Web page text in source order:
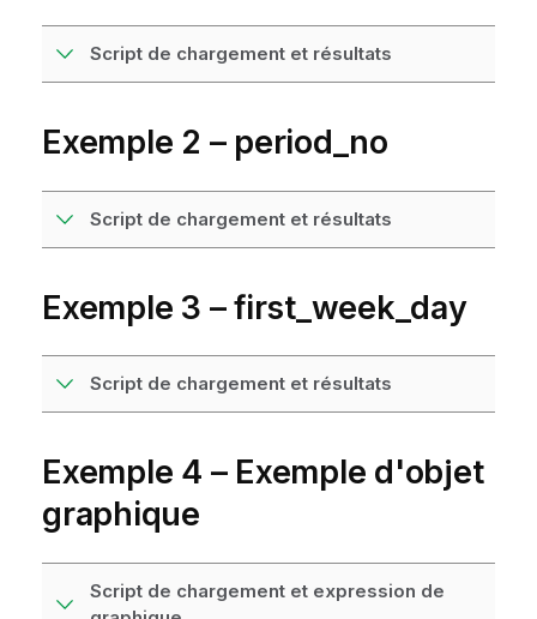
o
r
i
s
Script de chargement et résultats
Exemple 2 – period_no
Script de chargement et résultats
Exemple 3 – first_week_day
Script de chargement et résultats
Exemple 4 – Exemple d'objet
graphique
Script de chargement et expression de